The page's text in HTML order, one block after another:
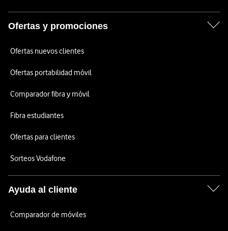
Ofertas y promociones
Ofertas nuevos clientes
Ofertas portabilidad móvil
Comparador fibra y móvil
Fibra estudiantes
Ofertas para clientes
Sorteos Vodafone
Ayuda al cliente
Comparador de móviles